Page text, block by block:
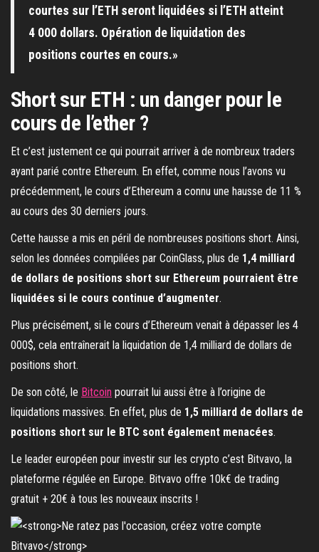
courtes sur l’ETH seront liquidées si l’ETH atteint
4 000 dollars. Opération de liquidation des
positions courtes en cours.»
Short sur ETH : un danger pour le
cours de l’ether ?
Et c’est justement ce qui pourrait arriver à de nombreux traders
ayant parié contre Ethereum. En effet, comme nous l’avons vu
précédemment, le cours d’Ethereum a connu une hausse de 11 %
au cours des 30 derniers jours.
Cette hausse a mis en péril de nombreuses positions short. Ainsi,
selon les données compilées par CoinGlass, plus de 1,4 milliard
de dollars de positions short sur Ethereum pourraient être
liquidées si le cours continue d’augmenter.
Plus précisément, si le cours d’Ethereum venait à dépasser les 4
000$, cela entraînerait la liquidation de 1,4 milliard de dollars de
positions short.
De son côté, le Bitcoin pourrait lui aussi être à l’origine de
liquidations massives. En effet, plus de 1,5 milliard de dollars de
positions short sur le BTC sont également menacées.
Le leader européen pour investir sur les crypto c’est Bitvavo, la
plateforme régulée en Europe. Bitvavo offre 10k€ de trading
gratuit + 20€ à tous les nouveaux inscrits !